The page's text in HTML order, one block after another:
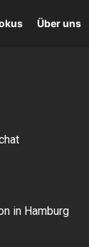
Über uns
in Hamburg